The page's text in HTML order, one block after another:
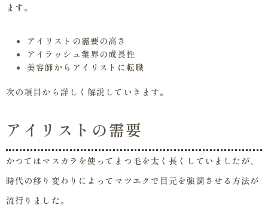
ます。
アイリストの需要の高さ
アイラッシュ業界の成長性
美容師からアイリストに転職
次の項目から詳しく解説していきます。
アイリストの需要
かつてはマスカラを使ってまつ毛を太く長くしていましたが、
時代の移り変わりによってマツエクで目元を強調させる方法が
流行りました。